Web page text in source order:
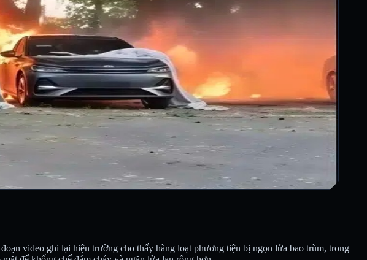
video ghi lại hiện trường cho thấy hàng loạt phương tiện bị ngọn lửa bao trùm, trong